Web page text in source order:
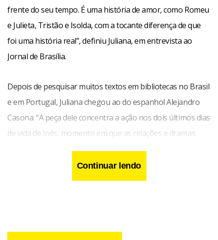
frente do seu tempo. É uma história de amor, como Romeu
e Julieta, Tristão e Isolda, com a tocante diferença de que
foi uma história real”, definiu Juliana, em entrevista ao
Jornal de Brasília.
Depois de pesquisar muitos textos em bibliotecas no Brasil
e em Portugal, Juliana chegou ao do espanhol Alejandro
Casona: “A peça dele concentra a ação nos dois últimos dias
de vida de Inês, momento em que as relações e dramas
pessoais são cercados de grande intensidade”, explica a
Continuar lendo